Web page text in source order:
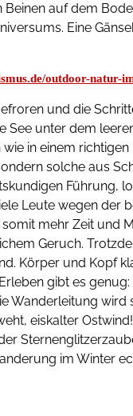
auf dem
Eine
outdoor-natur-
und die
unter dem
in einem
solche aus
Führung,
Leute wegen der
mehr Zeit und
Geruch.
Körper und Kopf
gibt es
Wanderleitung wird
eiskalter
im Winter